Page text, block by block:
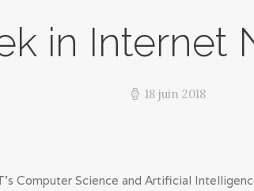
in Internet
18 juin 2018
Computer Science and Artificial